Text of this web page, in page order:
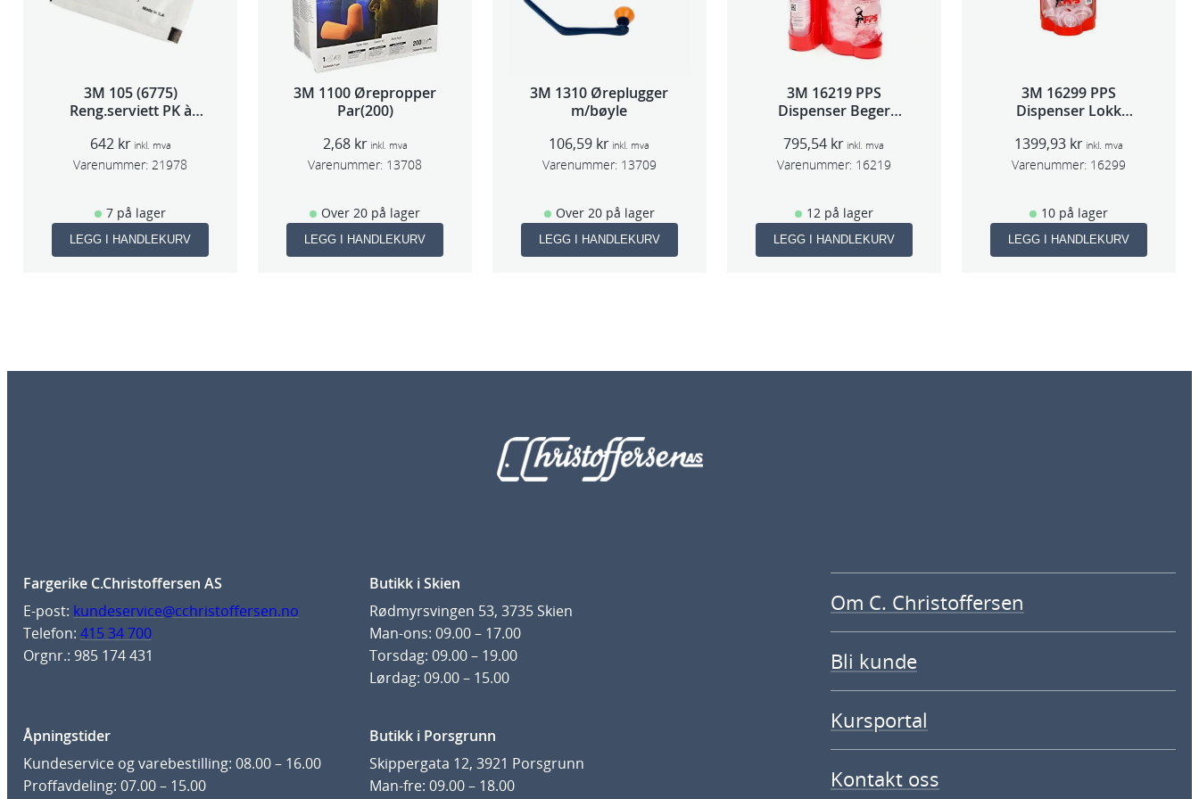
3M 105 (6775)
Reng.serviett PK à
642 kr inkl. mva
Varenummer: 21978
7 på lager
LEGG I HANDLEKURV
3M 1100 Ørepropper
Par(200)
2,68 kr inkl. mva
Varenummer: 13708
Over 20 på lager
LEGG I HANDLEKURV
3M 1310 Øreplugger
m/bøyle
106,59 kr inkl. mva
Varenummer: 13709
Over 20 på lager
LEGG I HANDLEKURV
3M 16219 PPS
Dispenser Beger
795,54 kr inkl. mva
Varenummer: 16219
12 på lager
LEGG I HANDLEKURV
3M 16299 PPS
Dispenser Lokk
1399,93 kr inkl. mva
Varenummer: 16299
10 på lager
LEGG I HANDLEKURV
Fargerike C.Christoffersen AS
E-post: kundeservice@cchristoffersen.no
Telefon: 415 34 700
Orgnr.: 985 174 431
Butikk i Skien
Rødmyrsvingen 53, 3735 Skien
Man-ons: 09.00 – 17.00
Torsdag: 09.00 – 19.00
Lørdag: 09.00 – 15.00
Åpningstider
Kundeservice og varebestilling: 08.00 – 16.00
Proffavdeling: 07.00 – 15.00
Butikk i Porsgrunn
Skippergata 12, 3921 Porsgrunn
Man-fre: 09.00 – 18.00
Om C. Christoffersen
Bli kunde
Kursportal
Kontakt oss